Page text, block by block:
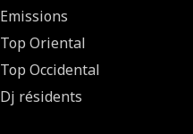
Emissions
Top Oriental
Top Occidental
Dj résidents